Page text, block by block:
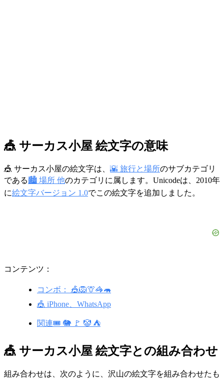
🎪 サーカス小屋 絵文字の意味
🎪 サーカス小屋の絵文字は、 🌇 旅行と場所のサブカテゴリ
である🏙️ 場所 他のカテゴリに属します。Unicodeは、2010年
に絵文字バージョン 1.0でこの絵文字を追加しました。
コンテンツ：
コンボ： 🎪🦁🦒🦓🦛
🎪 iPhone、WhatsApp
関連🎟️ 🐘 🚩 🤡 ⛺
🎪 サーカス小屋 絵文字との組み合わせ
組み合わせは、次のように、沢山の絵文字を組み合わせたも